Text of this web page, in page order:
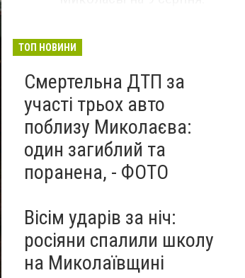
ТОП НОВИНИ
Смертельна ДТП за
участі трьох авто
поблизу Миколаєва:
один загиблий та
поранена, - ФОТО
Вісім ударів за ніч:
росіяни спалили школу
на Миколаївщині